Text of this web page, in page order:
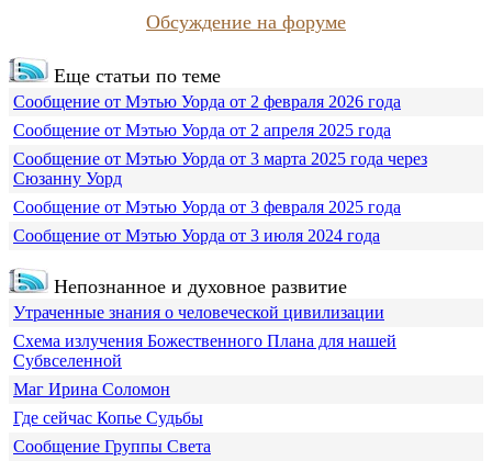
Обсуждение на форуме
Еще статьи по теме
Сообщение от Мэтью Уорда от 2 февраля 2026 года
Сообщение от Мэтью Уорда от 2 апреля 2025 года
Сообщение от Мэтью Уорда от 3 марта 2025 года через
Сюзанну Уорд
Сообщение от Мэтью Уорда от 3 февраля 2025 года
Сообщение от Мэтью Уорда от 3 июля 2024 года
Непознанное и духовное развитие
Утраченные знания о человеческой цивилизации
Схема излучения Божественного Плана для нашей
Субвселенной
Маг Ирина Соломон
Где сейчас Копье Судьбы
Сообщение Группы Света